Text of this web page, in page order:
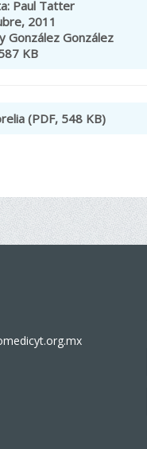
Paul Tatter
2011
González González
KB
(PDF, 548 KB)